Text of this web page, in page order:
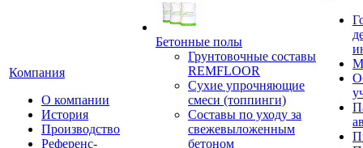
Компания
О компании
История
Производство
Референс-
Бетонные полы
Грунтовочные составы
REMFLOOR
Сухие упрочняющие
смеси (топпинги)
Составы по уходу за
свежевыложенным
бетоном